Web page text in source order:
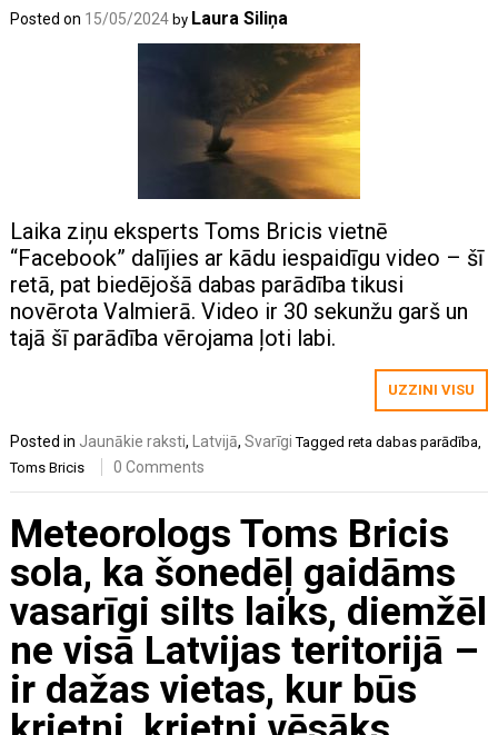
Posted on 15/05/2024 by Laura Siliņa
Laika ziņu eksperts Toms Bricis vietnē
“Facebook” dalījies ar kādu iespaidīgu video – šī
retā, pat biedējošā dabas parādība tikusi
novērota Valmierā. Video ir 30 sekunžu garš un
tajā šī parādība vērojama ļoti labi.
UZZINI VISU
Posted in Jaunākie raksti, Latvijā,Svarīgi Taggedreta dabas parādība,
Toms Bricis
0 Comments
Meteorologs Toms Bricis
sola, ka šonedēļ gaidāms
vasarīgi silts laiks, diemžēl
ne visā Latvijas teritorijā –
ir dažas vietas, kur būs